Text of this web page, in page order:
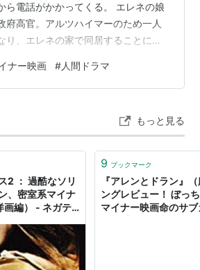
ら電話がかかってくる。 エレネの娘
府高官。アルツハイマーのため一人
り、エレネの家で同居することにな
画かな？と思ったんですが、途中か
？と思い始め、この第三次世界大戦
ジョージアにはもちろんロシア側の
の人は今の世界は到底耐えられない
品。西側の思想の人間って良…
ナー映画 #人間ドラマ
もっと見る
2 ： 過酷なソリ
、密室系マイナ
画編） - ネガテ
9 ブックマーク
『アレンとドラン』
ングレビュー！ ぼ
マイナー映画命のサ